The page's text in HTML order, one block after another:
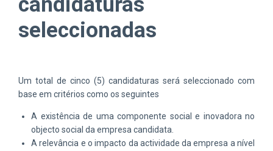
seleccionadas
Um total de cinco (5) candidaturas será seleccionado com
base em critérios como os seguintes
A existência de uma componente social e inovadora no
objecto social da empresa candidata.
A relevância e o impacto da actividade da empresa a nível